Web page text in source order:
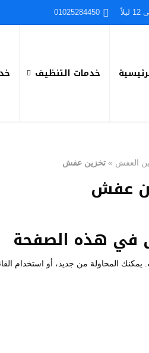
01025284450
خدمات التنظيف
العفش » تخزين عفش
عفش
في هذه الصفحة
المحاولة من جديد، أو استخدام